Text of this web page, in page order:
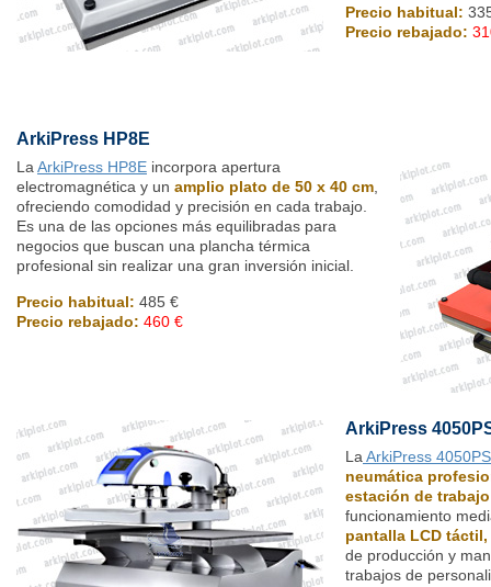
Precio habitual:
Precio rebajado:
ArkiPress HP8E
La ArkiPress HP8E incorpora apertura
electromagnética y un amplio plato de 50 x 40 cm
ofreciendo comodidad y precisión en cada trabajo.
Es una de las opciones más equilibradas para
negocios que buscan una plancha térmica
profesional sin realizar una gran inversión inicial.
Precio habitual: 485 €
Precio rebajado: 460 €
ArkiPress
La ArkiPress
neumática
estación de
funcionamiento
pantalla LCD táctil,
de producción y
trabajos de